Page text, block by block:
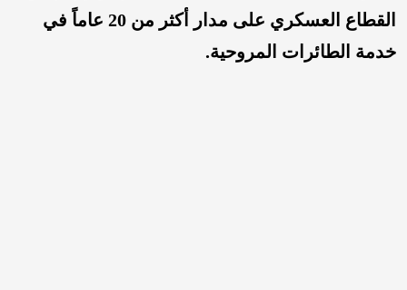
القطاع العسكري على مدار أكثر من 20 عاماً في
خدمة الطائرات المروحية.